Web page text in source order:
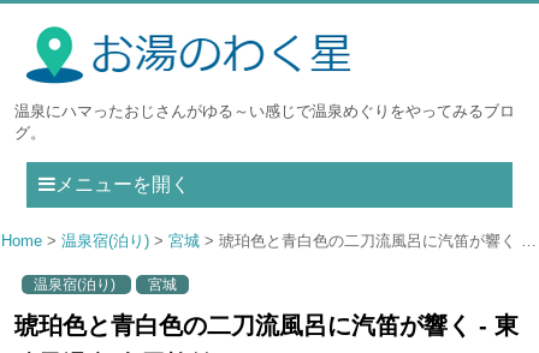
温泉にハマったおじさんがゆる～い感じで温泉めぐりをやってみるブロ
グ。
メニューを開く
Home 温泉宿(泊り) 宮城 琥珀色と青白色の二刀流風呂に汽笛が響く - 東鳴子温泉 久田旅館
温泉宿(泊り) 宮城
琥珀色と青白色の二刀流風呂に汽笛が響く - 東